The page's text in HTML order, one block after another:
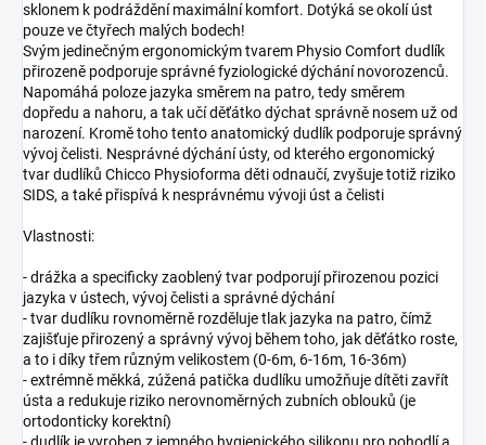
sklonem k podráždění maximální komfort. Dotýká se okolí úst
pouze ve čtyřech malých bodech!
Svým jedinečným ergonomickým tvarem Physio Comfort dudlík
přirozeně podporuje správné fyziologické dýchání novorozenců.
Napomáhá poloze jazyka směrem na patro, tedy směrem
dopředu a nahoru, a tak učí děťátko dýchat správně nosem už od
narození. Kromě toho tento anatomický dudlík podporuje správný
vývoj čelisti. Nesprávné dýchání ústy, od kterého ergonomický
tvar dudlíků Chicco Physioforma děti odnaučí, zvyšuje totiž riziko
SIDS, a také přispívá k nesprávnému vývoji úst a čelisti
Vlastnosti:
- drážka a specificky zaoblený tvar podporují přirozenou pozici
jazyka v ústech, vývoj čelisti a správné dýchání
- tvar dudlíku rovnoměrně rozděluje tlak jazyka na patro, čímž
zajišťuje přirozený a správný vývoj během toho, jak děťátko roste,
a to i díky třem různým velikostem (0-6m, 6-16m, 16-36m)
- extrémně měkká, zúžená patička dudlíku umožňuje dítěti zavřít
ústa a redukuje riziko nerovnoměrných zubních oblouků (je
ortodonticky korektní)